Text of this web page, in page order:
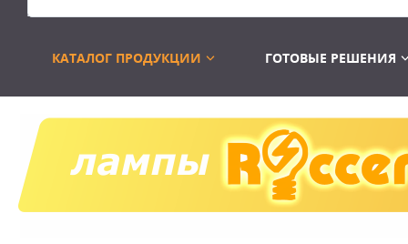
КАТАЛОГ ПРОДУКЦИИ
Распродажа Лампы
ГОТОВЫЕ РЕШЕНИЯ